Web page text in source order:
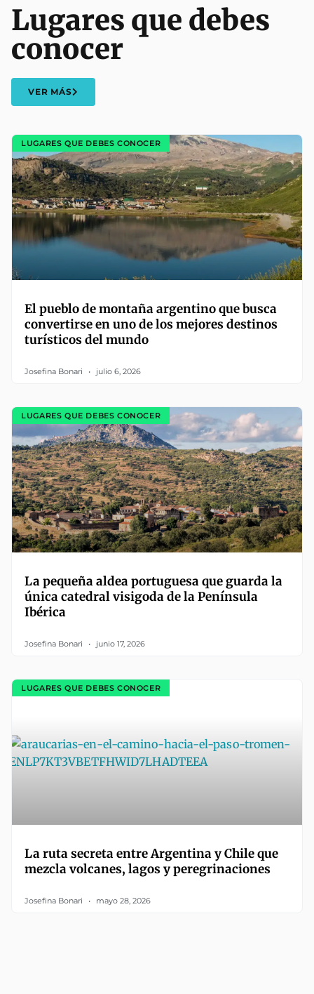
Lugares que debes
conocer
VER MÁS
LUGARES QUE DEBES CONOCER
El pueblo de montaña argentino que busca
convertirse en uno de los mejores destinos
turísticos del mundo
Josefina Bonari julio 6, 2026
LUGARES QUE DEBES CONOCER
La pequeña aldea portuguesa que guarda la
única catedral visigoda de la Península
Ibérica
Josefina Bonari junio 17, 2026
LUGARES QUE DEBES CONOCER
La ruta secreta entre Argentina y Chile que
mezcla volcanes, lagos y peregrinaciones
Josefina Bonari mayo 28, 2026